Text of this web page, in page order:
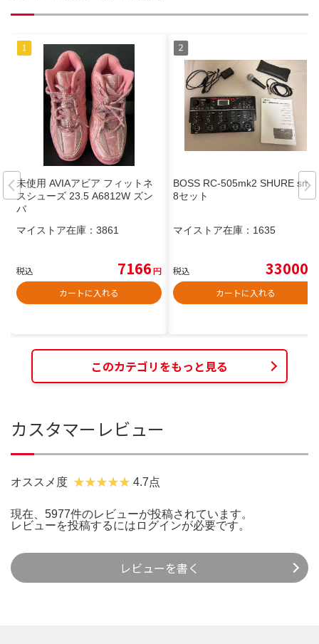
未使用 AVIAアビア フィットネ
スシューズ 23.5 A6812W ズン
バ
マイストア在庫： 3861
税込 7166円
カートに入れる
BOSS RC-505mk2 SHURE sm5
8セット
マイストア在庫： 1635
税込 33000
カートに入れる
このカテゴリをもっと見る
カスタマーレビュー
オススメ度 4.7点
現在、5977件のレビューが投稿されています。
レビューを投稿するには ログインが必要です。
レビューを書く